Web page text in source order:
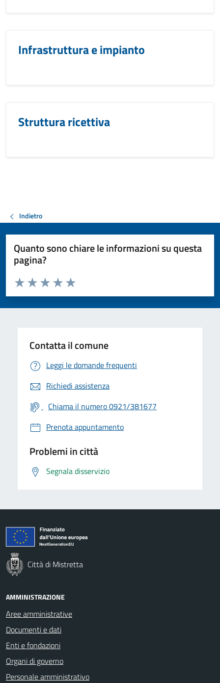
Infrastruttura e impianto
Struttura ricettiva
Indietro
Quanto sono chiare le informazioni su questa
pagina?
Valuta da 1 a 5 stelle la pagina
Valuta 5 stelle su 5
Valuta 4 stelle su 5
Valuta 3 stelle su 5
Valuta 2 stelle su 5
Valuta 1 stelle su 5
Contatta il comune
Leggi le domande frequenti
Richiedi assistenza
Chiama il numero 0921/381677
Prenota appuntamento
Problemi in città
Segnala disservizio
Città di Mistretta
AMMINISTRAZIONE
Aree amministrative
Documenti e dati
Enti e fondazioni
Organi di governo
Personale amministrativo